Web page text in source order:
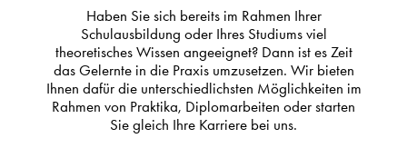
Haben Sie sich bereits im Rahmen Ihrer
Schulausbildung oder Ihres Studiums viel
theoretisches Wissen angeeignet? Dann ist es Zeit
das Gelernte in die Praxis umzusetzen. Wir bieten
Ihnen dafür die unterschiedlichsten Möglichkeiten im
Rahmen von Praktika, Diplomarbeiten oder starten
Sie gleich Ihre Karriere bei uns.